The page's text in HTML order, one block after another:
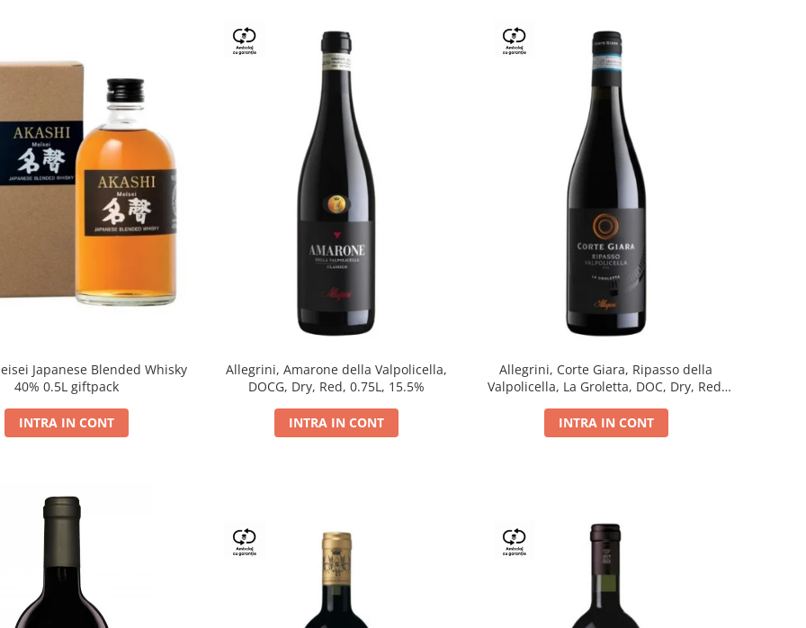
Japanese Blended Whisky
40% 0.5L giftpack
INTRA IN CONT
Allegrini, Amarone della Valpolicella,
DOCG, Dry, Red, 0.75L, 15.5%
INTRA IN CONT
Allegrini, Corte Giara, Ripasso della
Valpolicella, La Groletta, DOC, Dry, Red,
INTRA IN CONT